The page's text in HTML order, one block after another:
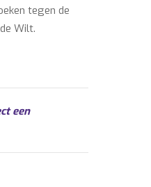
tegen de
Wilt.
een